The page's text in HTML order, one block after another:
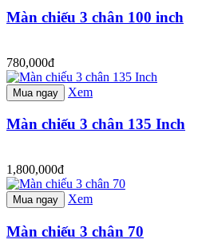
Màn chiếu 3 chân 100 inch
780,000đ
Mua ngay Xem
Màn chiếu 3 chân 135 Inch
1,800,000đ
Mua ngay Xem
Màn chiếu 3 chân 70